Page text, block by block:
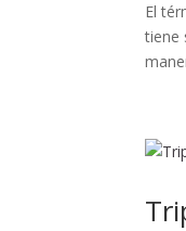
El
tiene